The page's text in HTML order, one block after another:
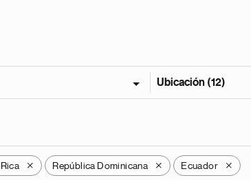
Ubicación (12)
X República Dominicana X Ecuador X